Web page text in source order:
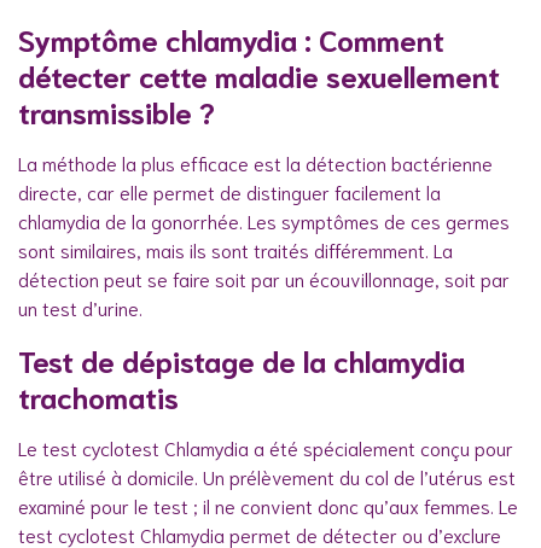
Symptôme chlamydia : Comment
détecter cette maladie sexuellement
transmissible ?
La méthode la plus efficace est la détection bactérienne
directe, car elle permet de distinguer facilement la
chlamydia de la gonorrhée. Les symptômes de ces germes
sont similaires, mais ils sont traités différemment. La
détection peut se faire soit par un écouvillonnage, soit par
un test d’urine.
Test de dépistage de la chlamydia
trachomatis
Le test cyclotest Chlamydia a été spécialement conçu pour
être utilisé à domicile. Un prélèvement du col de l’utérus est
examiné pour le test ; il ne convient donc qu’aux femmes. Le
test cyclotest Chlamydia permet de détecter ou d’exclure